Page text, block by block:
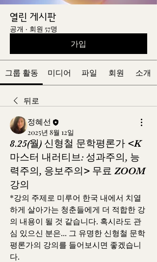
열린 게시판
공개 · 회원 57명
가입
그룹 활동 미디어 파일 회원 소개
뒤로
정혜선
2025년 8월 12일
8.25(월) 신형철 문학평론가 <K
마스터 내러티브: 성과주의, 능
력주의, 응보주의> 무료 ZOOM
강의
*강의 주제로 미루어 한국 내에서 치열
하게 살아가는 청춘들에게 더 적합한 강
의 내용이 될 것 같습니다. 혹시라도 관
심 있으신 분은... 그 유명한 신형철 문학
평론가의 강의를 들어보시면 좋겠습니
다.